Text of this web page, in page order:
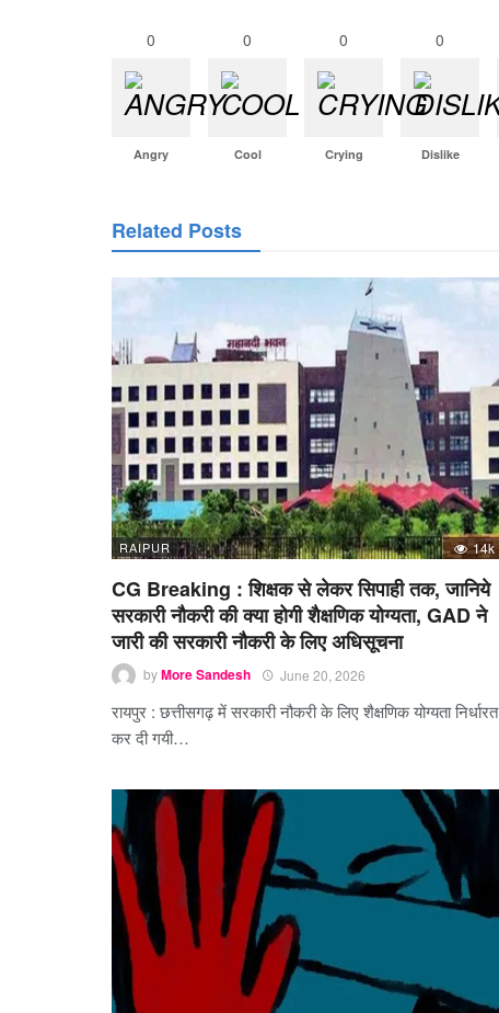
0
Angry
0
Cool
0
Crying
0
Dislike
Related Posts
RAIPUR 14k
CG Breaking : शिक्षक से लेकर सिपाही तक, जानिये
सरकारी नौकरी की क्या होगी शैक्षणिक योग्यता, GAD ने
जारी की सरकारी नौकरी के लिए अधिसूचना
byMore Sandesh June 20, 2026
रायपुर : छत्तीसगढ़ में सरकारी नौकरी के लिए शैक्षणिक योग्यता निर्धारत
कर दी गयी…